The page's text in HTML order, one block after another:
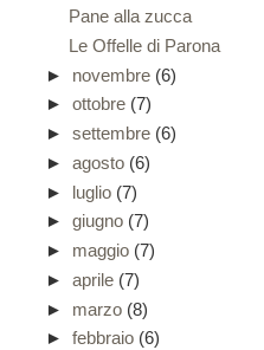
Pane alla zucca
Le Offelle di Parona
► novembre (6)
► ottobre (7)
► settembre (6)
► agosto (6)
► luglio (7)
► giugno (7)
► maggio (7)
► aprile (7)
► marzo (8)
► febbraio (6)